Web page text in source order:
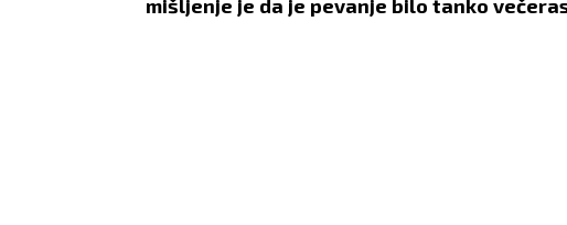
mišljenje je da je pevanje bilo tanko